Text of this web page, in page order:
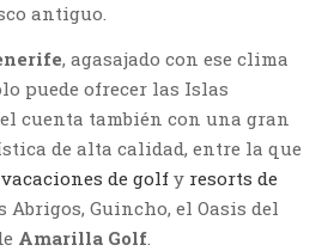
antiguo.
, agasajado con ese clima
puede ofrecer las Islas
cuenta también con una gran
de alta calidad, entre la que
vacaciones de golf y resorts de
Abrigos, Guincho, el Oasis del
Amarilla Golf